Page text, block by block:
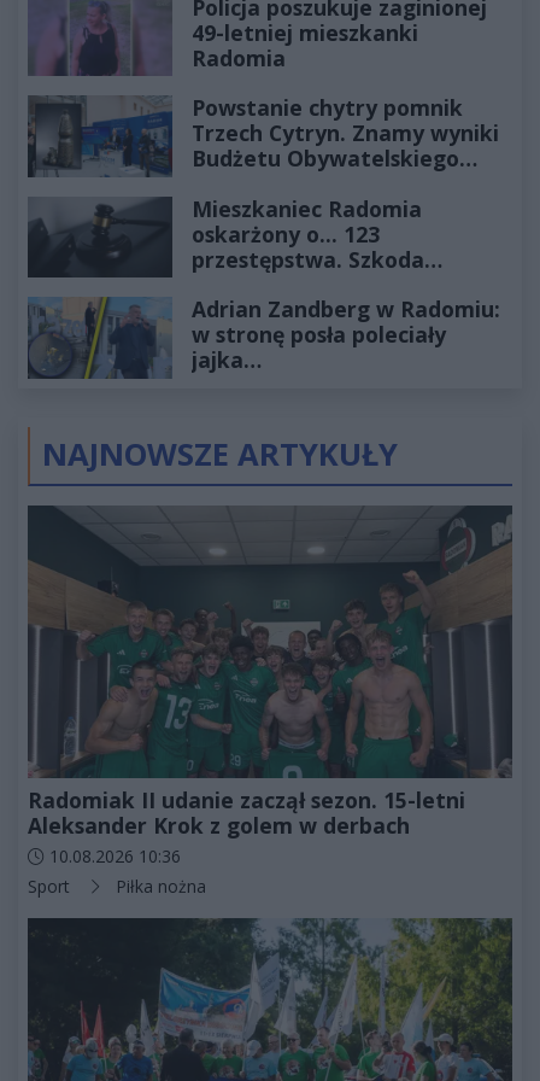
Policja poszukuje zaginionej
49-letniej mieszkanki
Radomia
Powstanie chytry pomnik
Trzech Cytryn. Znamy wyniki
Budżetu Obywatelskiego
Mieszkaniec Radomia
oskarżony o... 123
przestępstwa. Szkoda
złotych
Adrian Zandberg w Radomiu:
w stronę posła poleciały
jajka…
NAJNOWSZE ARTYKUŁY
Radomiak II udanie zaczął sezon. 15-letni
Aleksander Krok z golem w derbach
Data dodania artykułu:
10.08.2026 10:36
Kategorie artykułu:
Sport Piłka nożna